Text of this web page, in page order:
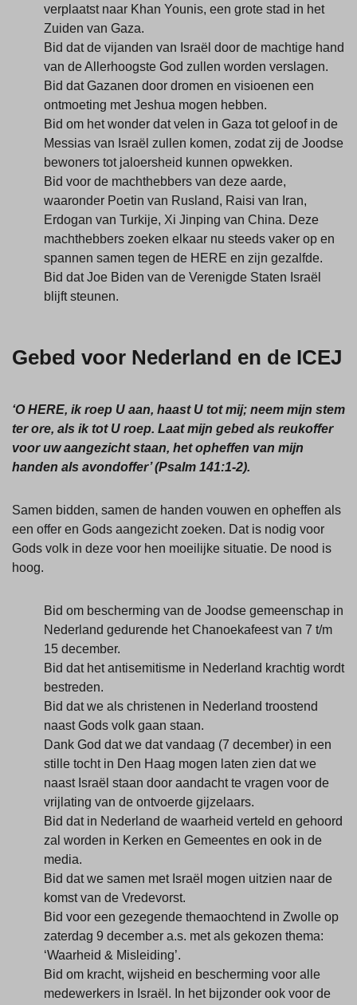
verplaatst naar Khan Younis, een grote stad in het
Zuiden van Gaza.
Bid dat de vijanden van Israël door de machtige hand
van de Allerhoogste God zullen worden verslagen.
Bid dat Gazanen door dromen en visioenen een
ontmoeting met Jeshua mogen hebben.
Bid om het wonder dat velen in Gaza tot geloof in de
Messias van Israël zullen komen, zodat zij de Joodse
bewoners tot jaloersheid kunnen opwekken.
Bid voor de machthebbers van deze aarde,
waaronder Poetin van Rusland, Raisi van Iran,
Erdogan van Turkije, Xi Jinping van China. Deze
machthebbers zoeken elkaar nu steeds vaker op en
spannen samen tegen de HERE en zijn gezalfde.
Bid dat Joe Biden van de Verenigde Staten Israël
blijft steunen.
Gebed voor Nederland en de ICEJ
‘O HERE, ik roep U aan, haast U tot mij; neem mijn stem
ter ore, als ik tot U roep. Laat mijn gebed als reukoffer
voor uw aangezicht staan, het opheffen van mijn
handen als avondoffer’ (Psalm 141:1-2).
Samen bidden, samen de handen vouwen en opheffen als
een offer en Gods aangezicht zoeken. Dat is nodig voor
Gods volk in deze voor hen moeilijke situatie. De nood is
hoog.
Bid om bescherming van de Joodse gemeenschap in
Nederland gedurende het Chanoekafeest van 7 t/m
15 december.
Bid dat het antisemitisme in Nederland krachtig wordt
bestreden.
Bid dat we als christenen in Nederland troostend
naast Gods volk gaan staan.
Dank God dat we dat vandaag (7 december) in een
stille tocht in Den Haag mogen laten zien dat we
naast Israël staan door aandacht te vragen voor de
vrijlating van de ontvoerde gijzelaars.
Bid dat in Nederland de waarheid verteld en gehoord
zal worden in Kerken en Gemeentes en ook in de
media.
Bid dat we samen met Israël mogen uitzien naar de
komst van de Vredevorst.
Bid voor een gezegende themaochtend in Zwolle op
zaterdag 9 december a.s. met als gekozen thema:
‘Waarheid & Misleiding’.
Bid om kracht, wijsheid en bescherming voor alle
medewerkers in Israël. In het bijzonder ook voor de